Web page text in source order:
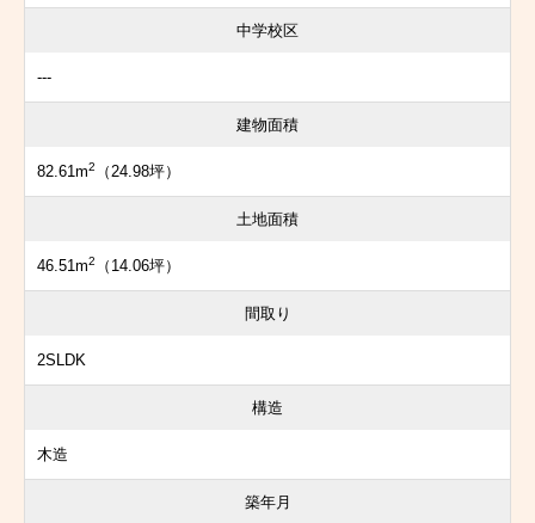
中学校区
---
建物面積
82.61m2 （24.98坪）
土地面積
46.51m2 （14.06坪）
間取り
2SLDK
構造
木造
築年月